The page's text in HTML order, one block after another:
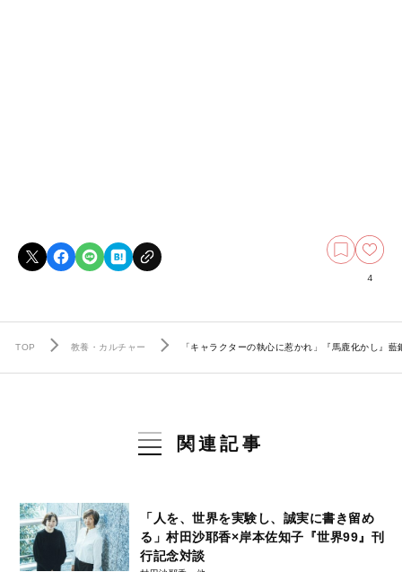
4
TOP 教養・カルチャー 「キャラクターの執心に惹かれ」『馬鹿化かし』
関連記事
「人を、世界を実験し、誠実に書き留め
る」村田沙耶香×岸本佐知子『世界99』刊
行記念対談